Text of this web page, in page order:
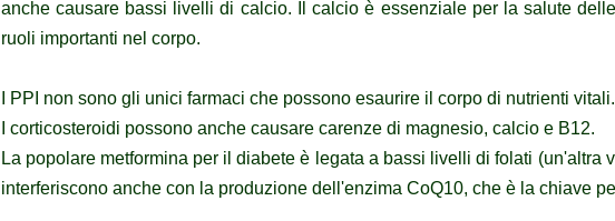
anche causare bassi livelli di calcio.
Il calcio è essenziale per la salute
ruoli importanti nel corpo.
I PPI non sono gli unici farmaci che possono esaurire il corpo di nutrienti vitali.
I corticosteroidi possono anche causare carenze di magnesio, calcio e B12.
La popolare metformina per il diabete è legata a bassi livelli di folati (un'altra
interferiscono anche con la produzione dell'enzima CoQ10, che è la chiave